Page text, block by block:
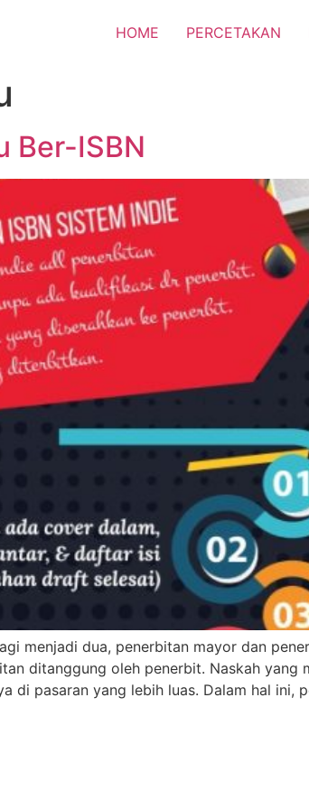
HOME PERCETAKAN
Ber-ISBN
menjadi dua, penerbitan mayor dan
ditanggung oleh penerbit. Naskah
di pasaran yang lebih luas. Dalam hal